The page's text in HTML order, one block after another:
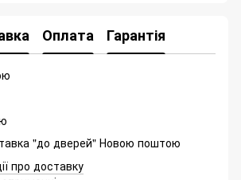
Оплата Гарантія
"до дверей" Новою поштою
про доставку